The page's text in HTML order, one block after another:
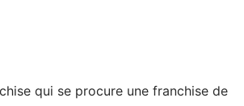
qui se procure une franchise de